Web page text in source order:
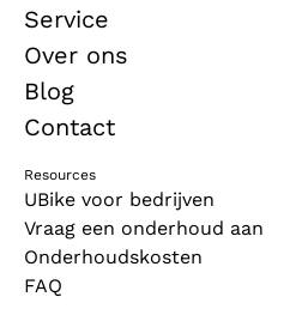
Service
Over ons
Blog
Contact
Resources
UBike voor bedrijven
Vraag een onderhoud aan
Onderhoudskosten
FAQ